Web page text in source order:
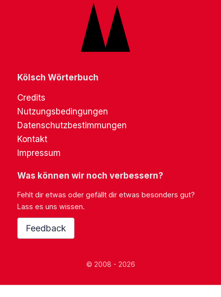
Kölsch Wörterbuch
Credits
Nutzungsbedingungen
Datenschutzbestimmungen
Kontakt
Impressum
Was können wir noch verbessern?
Fehlt dir etwas oder gefällt dir etwas besonders gut?
Lass es uns wissen.
Feedback
© 2008 - 2026